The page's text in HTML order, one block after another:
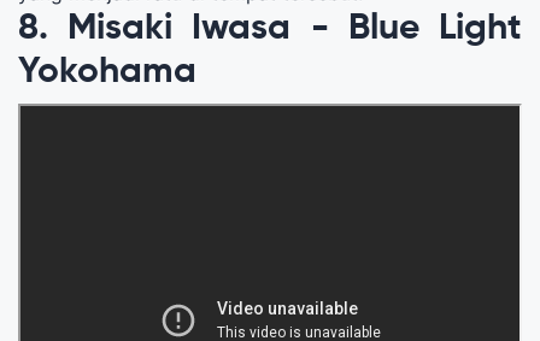
8. Misaki Iwasa - Blue Light
Yokohama